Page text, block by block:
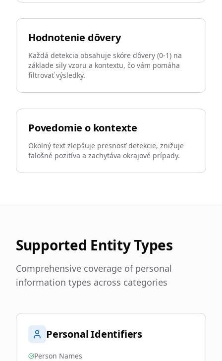
Hodnotenie dôvery
Každá detekcia obsahuje skóre dôvery (0-1) na
základe sily vzoru a kontextu, čo vám pomáha
filtrovať výsledky.
Povedomie o kontexte
Okolný text zlepšuje presnosť detekcie, znižuje
falošné pozitíva a zachytáva okrajové prípady.
Supported Entity Types
Comprehensive coverage of personal
information types across categories
Personal Identifiers
Person Names